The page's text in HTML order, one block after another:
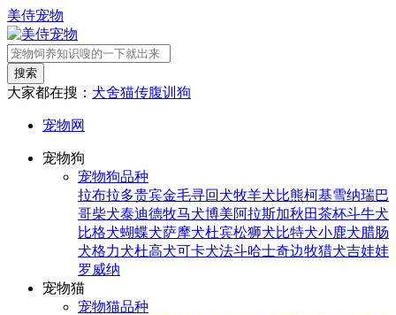
美侍宠物
搜索
大家都在搜： 犬舍猫传腹训狗
宠物网
宠物狗
宠物狗品种
拉布拉多贵宾金毛寻回犬牧羊犬比熊柯基雪纳瑞巴
哥柴犬泰迪德牧马犬博美阿拉斯加秋田茶杯斗牛犬
比格犬蝴蝶犬萨摩犬杜宾松狮犬比特犬小鹿犬腊肠
犬格力犬杜高犬可卡犬法斗哈士奇边牧猎犬吉娃娃
罗威纳
宠物猫
宠物猫品种